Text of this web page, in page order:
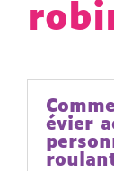
évier